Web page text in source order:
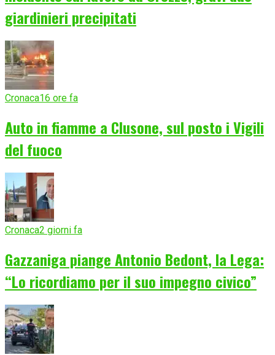
giardinieri precipitati
Cronaca16 ore fa
Auto in fiamme a Clusone, sul posto i Vigili
del fuoco
Cronaca2 giorni fa
Gazzaniga piange Antonio Bedont, la Lega:
“Lo ricordiamo per il suo impegno civico”